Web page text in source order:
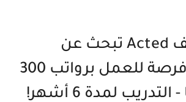
اعلان توظيف Acted تبحث عن
متطوعين: فرصة للعمل برواتب 300
لمدة 6 أشهر!